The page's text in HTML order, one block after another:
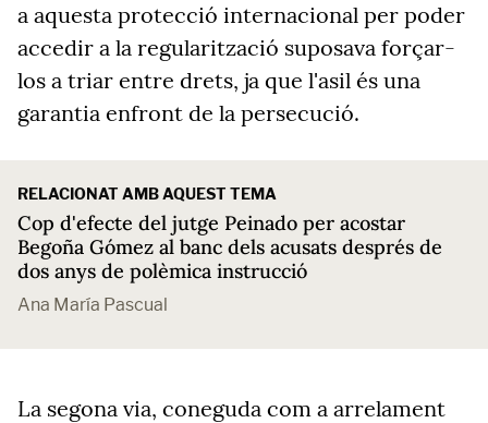
a aquesta protecció internacional per poder
accedir a la regularització suposava forçar-
los a triar entre drets, ja que l'asil és una
garantia enfront de la persecució.
RELACIONAT AMB AQUEST TEMA
Cop d'efecte del jutge Peinado per acostar
Begoña Gómez al banc dels acusats després de
dos anys de polèmica instrucció
Ana María Pascual
La segona via, coneguda com a arrelament